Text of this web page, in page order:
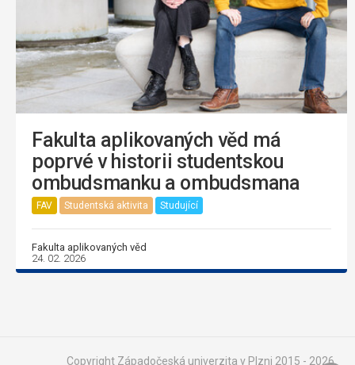
Fakulta aplikovaných věd má
poprvé v historii studentskou
ombudsmanku a ombudsmana
FAV Studentská aktivita Studující
Fakulta aplikovaných věd
24. 02. 2026
Copyright Západočeská univerzita v Plzni 2015 - 2026,